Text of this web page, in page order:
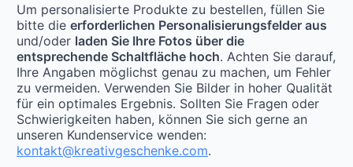
Um personalisierte Produkte zu bestellen, füllen Sie
bitte die erforderlichen Personalisierungsfelder aus
und/oder laden Sie Ihre Fotos über die
entsprechende Schaltfläche hoch. Achten Sie darauf,
Ihre Angaben möglichst genau zu machen, um Fehler
zu vermeiden. Verwenden Sie Bilder in hoher Qualität
für ein optimales Ergebnis. Sollten Sie Fragen oder
Schwierigkeiten haben, können Sie sich gerne an
unseren Kundenservice wenden:
kontakt@kreativgeschenke.com.